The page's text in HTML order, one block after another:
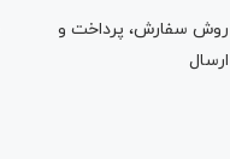
روش سفارش، پرداخت و
ارسال